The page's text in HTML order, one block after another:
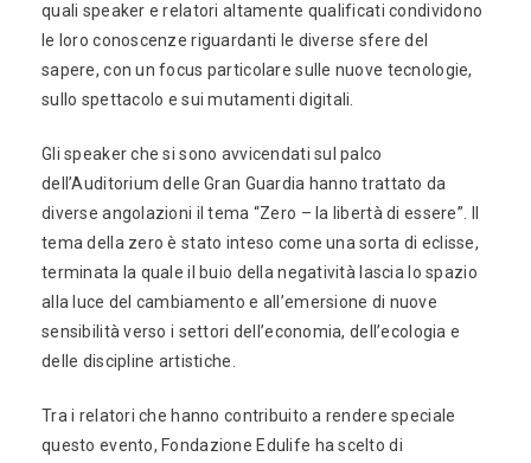
quali speaker e relatori altamente qualificati condividono
le loro conoscenze riguardanti le diverse sfere del
sapere, con un focus particolare sulle nuove tecnologie,
sullo spettacolo e sui mutamenti digitali.
Gli speaker che si sono avvicendati sul palco
dell’Auditorium delle Gran Guardia hanno trattato da
diverse angolazioni il tema “Zero – la libertà di essere”. Il
tema della zero è stato inteso come una sorta di eclisse,
terminata la quale il buio della negatività lascia lo spazio
alla luce del cambiamento e all’emersione di nuove
sensibilità verso i settori dell’economia, dell’ecologia e
delle discipline artistiche.
Tra i relatori che hanno contribuito a rendere speciale
questo evento, Fondazione Edulife ha scelto di